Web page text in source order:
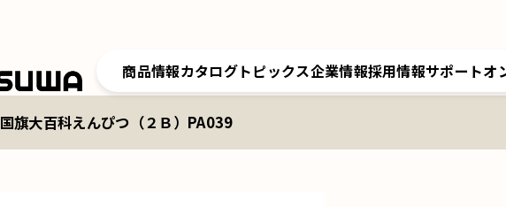
商品情報カタログトピックス企業情報採用情報サポートオ
国旗大百科えんぴつ（２Ｂ）PA039